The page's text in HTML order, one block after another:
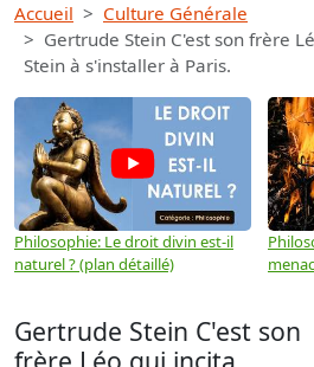
Accueil
Culture Générale
Gertrude Stein C'est son frère
Stein à s'installer à Paris.
Philosophie: Le droit divin est-il
naturel ? (plan détaillé)
Gertrude Stein C'est son